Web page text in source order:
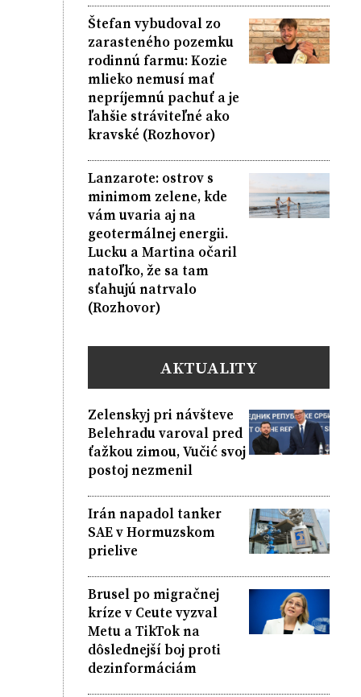
Štefan vybudoval zo
zarasteného pozemku
rodinnú farmu: Kozie
mlieko nemusí mať
nepríjemnú pachuť a je
ľahšie stráviteľné ako
kravské (Rozhovor)
Lanzarote: ostrov s
minimom zelene, kde
vám uvaria aj na
geotermálnej energii.
Lucku a Martina očaril
natoľko, že sa tam
sťahujú natrvalo
(Rozhovor)
AKTUALITY
Zelenskyj pri návšteve
Belehradu varoval pred
ťažkou zimou, Vučić svoj
postoj nezmenil
Irán napadol tanker
SAE v Hormuzskom
prielive
Brusel po migračnej
kríze v Ceute vyzval
Metu a TikTok na
dôslednejší boj proti
dezinformáciám